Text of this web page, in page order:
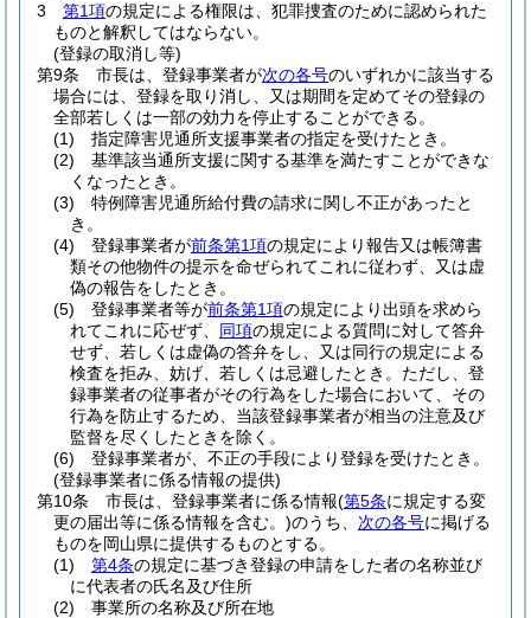
3
第1項の規定による権限は、犯罪捜査のために認められた
ものと解釈してはならない。
(登録の取消し等)
第9条
市長は、登録事業者が次の各号のいずれかに該当する
場合には、登録を取り消し、又は期間を定めてその登録の
全部若しくは一部の効力を停止することができる。
(1)
指定障害児通所支援事業者の指定を受けたとき。
(2)
基準該当通所支援に関する基準を満たすことができな
くなったとき。
(3)
特例障害児通所給付費の請求に関し不正があったと
き。
(4)
登録事業者が前条第1項の規定により報告又は帳簿書
類その他物件の提示を命ぜられてこれに従わず、又は虚
偽の報告をしたとき。
(5)
登録事業者等が前条第1項の規定により出頭を求めら
れてこれに応ぜず、 同項の規定による質問に対して答弁
せず、若しくは虚偽の答弁をし、又は同行の規定による
検査を拒み、妨げ、若しくは忌避したとき。 ただし、登
録事業者の従事者がその行為をした場合において、その
行為を防止するため、当該登録事業者が相当の注意及び
監督を尽くしたときを除く。
(6)
登録事業者が、不正の手段により登録を受けたとき。
(登録事業者に係る情報の提供)
第10条
市長は、登録事業者に係る情報(第5条に規定する変
更の届出等に係る情報を含む。)のうち、 次の各号に掲げる
ものを岡山県に提供するものとする。
(1)
第4条の規定に基づき登録の申請をした者の名称並び
に代表者の氏名及び住所
(2)
事業所の名称及び所在地